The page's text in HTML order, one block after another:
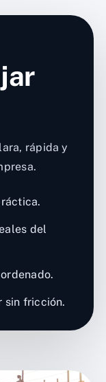
rápida y
del
sin fricción.